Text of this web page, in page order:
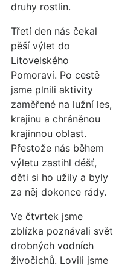
druhy rostlin.
Třetí den nás čekal
pěší výlet do
Litovelského
Pomoraví. Po cestě
jsme plnili aktivity
zaměřené na lužní les,
krajinu a chráněnou
krajinnou oblast.
Přestože nás během
výletu zastihl déšť,
děti si ho užily a byly
za něj dokonce rády.
Ve čtvrtek jsme
zblízka poznávali svět
drobných vodních
živočichů. Lovili jsme